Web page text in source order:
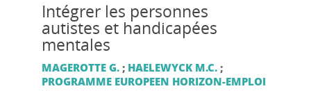
Intégrer les personnes
autistes et handicapées
mentales
MAGEROTTE G.; HAELEWYCK M.C.;
PROGRAMME EUROPEEN HORIZON-EMPLOI